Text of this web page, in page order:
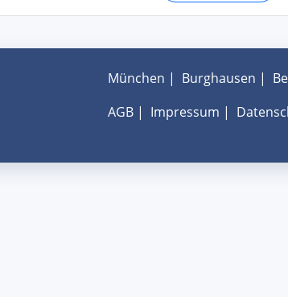
München | Burghausen |
AGB| Impressum |